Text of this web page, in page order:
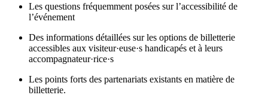
Les questions fréquemment posées sur l’accessibilité de
l’événement
Des informations détaillées sur les options de billetterie
accessibles aux visiteur·euse·s handicapés et à leurs
accompagnateur·rice·s
Les points forts des partenariats existants en matière de
billetterie.